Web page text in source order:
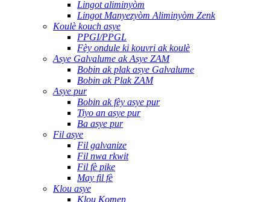
Lingot aliminyòm
Lingot Manyezyòm Aliminyòm Zenk
Koulè kouch asye
PPGI/PPGL
Fèy ondule ki kouvri ak koulè
Asye Galvalume ak Asye ZAM
Bobin ak plak asye Galvalume
Bobin ak Plak ZAM
Asye pur
Bobin ak fèy asye pur
Tiyo an asye pur
Ba asye pur
Fil asye
Fil galvanize
Fil nwa rkwit
Fil fè pike
May fil fè
Klou asye
Klou Komen